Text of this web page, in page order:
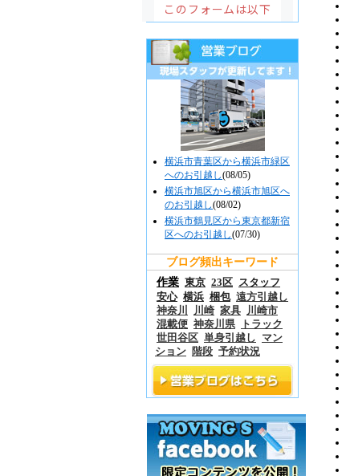
横浜市青葉区から横浜市緑区
へのお引越し(08/05)
横浜市旭区から横浜市旭区へ
のお引越し(08/02)
横浜市鶴見区から東京都新宿
区へのお引越し(07/30)
ブログ頻出キーワード
作業 東京 23区 スタッフ
安心 横浜 梱包 遠方引越し
神奈川
川崎 家具 川崎市
混載便 神奈川県
トラック
世田谷区 単身引越し
マン
ション
階段 予約状況